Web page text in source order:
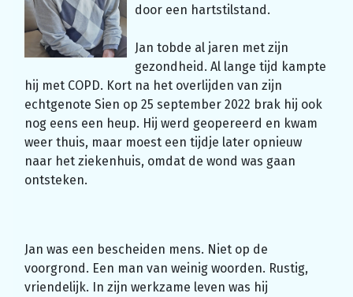
door een hartstilstand.
Jan tobde al jaren met zijn
gezondheid. Al lange tijd kampte
hij met COPD. Kort na het overlijden van zijn
echtgenote Sien op 25 september 2022 brak hij ook
nog eens een heup. Hij werd geopereerd en kwam
weer thuis, maar moest een tijdje later opnieuw
naar het ziekenhuis, omdat de wond was gaan
ontsteken.
Jan was een bescheiden mens. Niet op de
voorgrond. Een man van weinig woorden. Rustig,
vriendelijk. In zijn werkzame leven was hij